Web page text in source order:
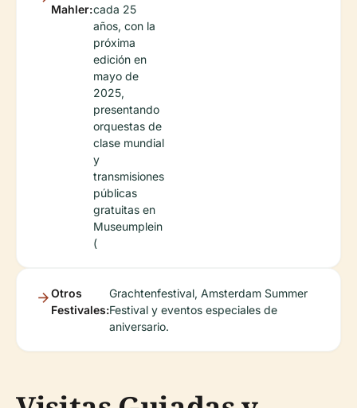
Mahler:cada 25
años, con la
próxima
edición en
mayo de
2025,
presentando
orquestas de
clase mundial
y
transmisiones
públicas
gratuitas en
Museumplein
(
Otros
Festivales:
Grachtenfestival, Amsterdam Summer
Festival y eventos especiales de
aniversario.